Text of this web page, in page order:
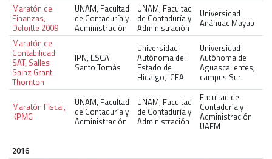
Maratón de
Finanzas,
Deloitte 2009
UNAM, Facultad
de Contaduría y
Administración
UNAM, Facultad
de Contaduría y
Administración
Universidad
Anáhuac Mayab
Maratón de
Contabilidad
SAT, Salles
Sainz Grant
Thornton
IPN, ESCA
Santo Tomás
Universidad
Autónoma del
Estado de
Hidalgo, ICEA
Universidad
Autónoma de
Aguascalientes,
campus Sur
Maratón Fiscal,
KPMG
UNAM, Facultad
de Contaduría y
Administración
UNAM, Facultad
de Contaduría y
Administración
Facultad de
Contaduría y
Administración
UAEM
2016